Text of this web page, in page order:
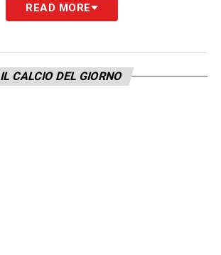
READ MORE
IL CALCIO DEL GIORNO